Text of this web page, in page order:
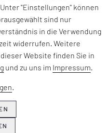
Fach-, Technologie-
Informationen zu
Seminaren und Events
EFESO bewegt.
"Einstellungen" können
sind nur
in die Verwendung
widerrufen. Weitere
Website finden Sie in
und zu uns im Impressum.
.